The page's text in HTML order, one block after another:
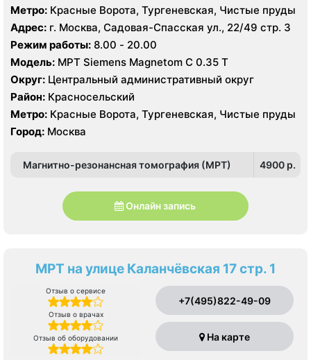
Метро: Красные Ворота, Тургеневская, Чистые пруды
Адрес: г. Москва, Садовая-Спасская ул., 22/49 стр. 3
Режим работы: 8.00 - 20.00
Модель: МРТ Siemens Magnetom C 0.35 Т
Округ: Центральный административный округ
Район: Красносельский
Метро: Красные Ворота, Тургеневская, Чистые пруды
Город: Москва
Магнитно-резонансная томография (МРТ) 4900 p.
Онлайн запись
МРТ на улице Каланчёвская 17 стр. 1
Отзыв о сервисе
Отзыв о врачах
Отзыв об оборудовании
+7(495)822-49-09
На карте